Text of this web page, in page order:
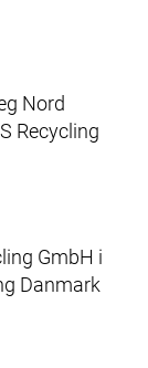
Nord
Recycling
GmbH i
Danmark